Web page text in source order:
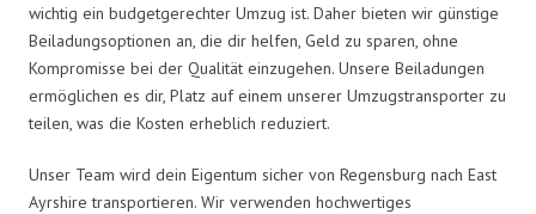
wichtig ein budgetgerechter Umzug ist. Daher bieten wir günstige
Beiladungsoptionen an, die dir helfen, Geld zu sparen, ohne
Kompromisse bei der Qualität einzugehen. Unsere Beiladungen
ermöglichen es dir, Platz auf einem unserer Umzugstransporter zu
teilen, was die Kosten erheblich reduziert.
Unser Team wird dein Eigentum sicher von Regensburg nach East
Ayrshire transportieren. Wir verwenden hochwertiges